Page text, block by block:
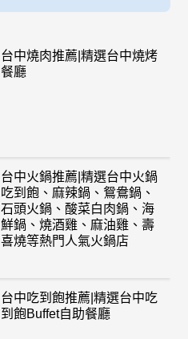
台中燒肉推薦|精選台中燒烤
餐廳
台中火鍋推薦|精選台中火鍋
吃到飽、麻辣鍋、鴛鴦鍋、
石頭火鍋、酸菜白肉鍋、海
鮮鍋、燒酒雞、麻油雞、壽
喜燒等熱門人氣火鍋店
台中吃到飽推薦|精選台中吃
到飽Buffet自助餐廳